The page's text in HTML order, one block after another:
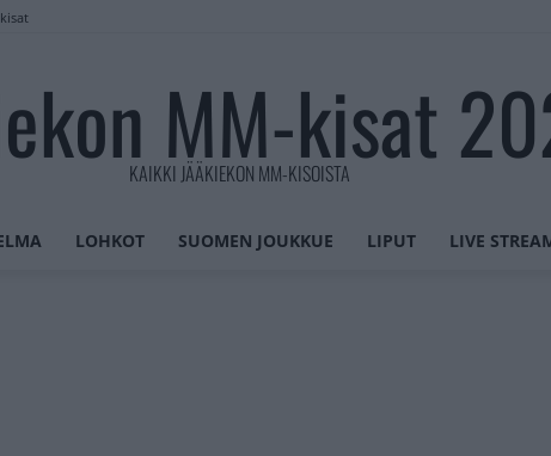
MM-kisat
KAIKKI JÄÄKIEKON MM-KISOISTA
LOHKOT SUOMEN JOUKKUE LIPUT LIVE